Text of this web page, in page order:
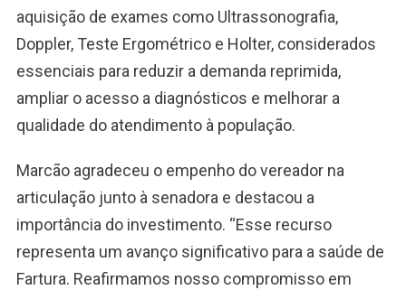
aquisição de exames como Ultrassonografia,
Doppler, Teste Ergométrico e Holter, considerados
essenciais para reduzir a demanda reprimida,
ampliar o acesso a diagnósticos e melhorar a
qualidade do atendimento à população.
Marcão agradeceu o empenho do vereador na
articulação junto à senadora e destacou a
importância do investimento. “Esse recurso
representa um avanço significativo para a saúde de
Fartura. Reafirmamos nosso compromisso em